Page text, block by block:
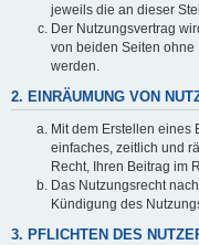
jeweils die an dieser
Der Nutzungsvertrag
von beiden Seiten
werden.
2. EINRÄUMUNG VON
Mit dem Erstellen eines
einfaches, zeitlich und
Recht, Ihren Beitrag im
Das Nutzungsrecht
Kündigung des
3. PFLICHTEN DES